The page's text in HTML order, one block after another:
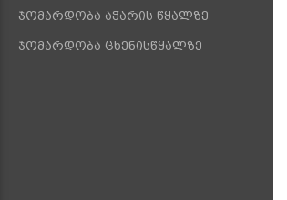
ჯომარდობა აჭარის წყალზე
ჯომარდობა ცხენისწყალზე